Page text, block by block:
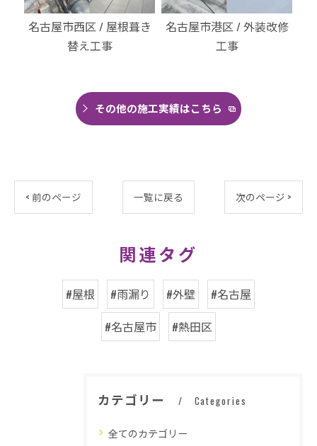
名古屋市西区 / 屋根葺き
替え工事
名古屋市港区 / 外装改修
工事
その他の施工実績はこちら
< 前のページ 一覧に戻る 次のページ >
関連タグ
#屋根 #雨漏り #外壁
#名古屋
#名古屋市
#熱田区
カテゴリー Categories
全てのカテゴリー